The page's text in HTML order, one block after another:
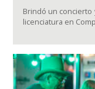
Brindó un
licenciatura en